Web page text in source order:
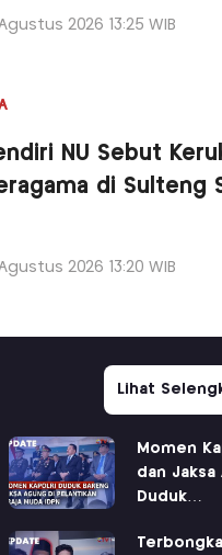
2026 13:25 WIB
NU Sebut
di Sulteng
2026 13:20 WIB
Lihat
Momen
dan Jaksa
Duduk
IPDN